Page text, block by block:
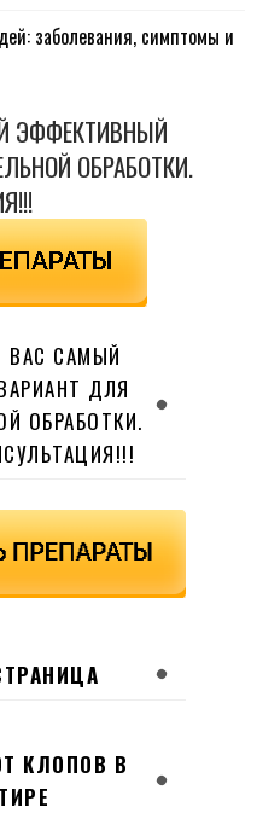
заболевания, симптомы и
ЭФФЕКТИВНЫЙ
ОБРАБОТКИ.
ВАС САМЫЙ
ДЛЯ
ОБРАБОТКИ.
КЛОПОВ В